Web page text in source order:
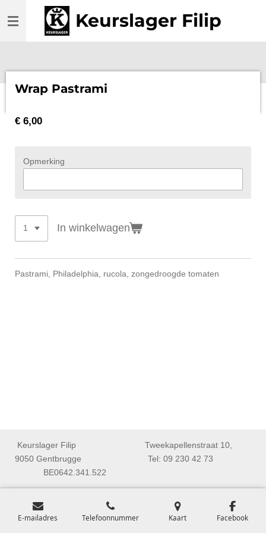
direct
Keurslager Filip
Wrap Pastrami
€ 6,00
Opmerking
In winkelwagen
Pastrami, Philadelphia, rucola, zongedroogde tomaten
Keurslager Filip Tweekapellenstraat 10,
9050 Gentbrugge Tel: 09 230 42 73
BE0642.341.522
E-mailadres Telefoonnummer Kaart Facebook